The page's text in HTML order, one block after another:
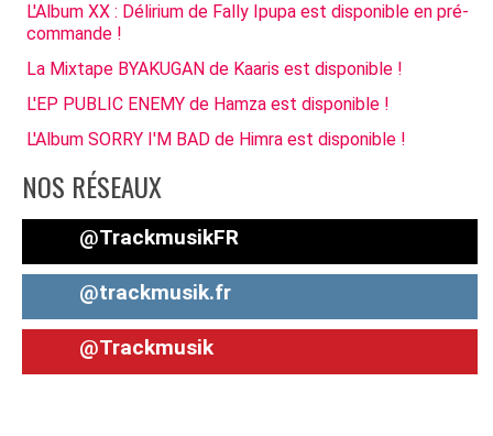
L'Album XX : Délirium de Fally Ipupa est disponible en pré-
commande !
La Mixtape BYAKUGAN de Kaaris est disponible !
L'EP PUBLIC ENEMY de Hamza est disponible !
L'Album SORRY I'M BAD de Himra est disponible !
NOS RÉSEAUX
@TrackmusikFR
@trackmusik.fr
@Trackmusik